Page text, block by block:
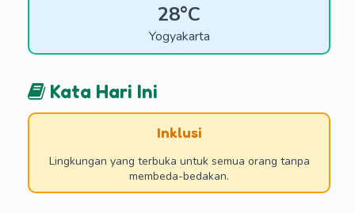
28°C
Yogyakarta
Kata Hari Ini
Inklusi
Lingkungan yang terbuka untuk semua orang tanpa
membeda-bedakan.